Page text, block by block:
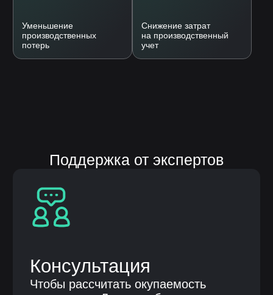
ответственностью «НЕЛУМБО-
АВТОМАТИЗАЦИЯ»
ООО «НЕЛУМБО-АВТОМАТИЗАЦИЯ»
ИНН: 5256214441
Контактные лица
8 986 759 15 41
Парубенко Григорий Николаевич
8 987 110 00 58
Разработка сайта